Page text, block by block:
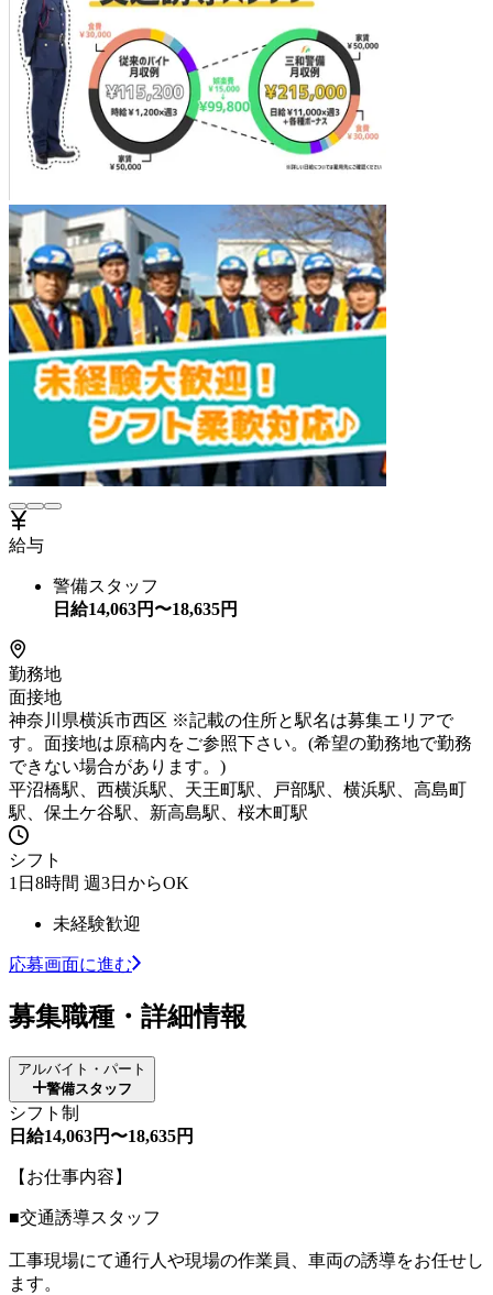
給与
警備スタッフ
日給14,063円〜18,635円
勤務地
面接地
神奈川県横浜市西区 ※記載の住所と駅名は募集エリアで
す。面接地は原稿内をご参照下さい。(希望の勤務地で勤務
できない場合があります。)
平沼橋駅、西横浜駅、天王町駅、戸部駅、横浜駅、高島町
駅、保土ケ谷駅、新高島駅、桜木町駅
シフト
1日8時間 週3日からOK
未経験歓迎
応募画面に進む
募集職種・詳細情報
アルバイト・パート
警備スタッフ
シフト制
日給14,063円〜18,635円
【お仕事内容】
■交通誘導スタッフ
工事現場にて通行人や現場の作業員、車両の誘導をお任せし
ます。